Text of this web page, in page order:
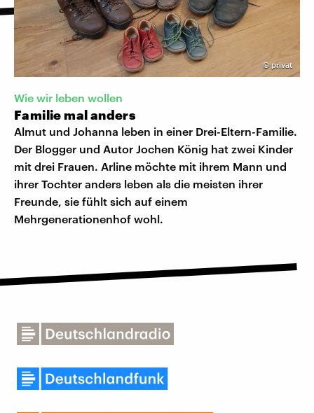
© privat
Wie wir leben wollen
Familie mal anders
Almut und Johanna leben in einer Drei-Eltern-Familie.
Der Blogger und Autor Jochen König hat zwei Kinder
mit drei Frauen. Arline möchte mit ihrem Mann und
ihrer Tochter anders leben als die meisten ihrer
Freunde, sie fühlt sich auf einem
Mehrgenerationenhof wohl.